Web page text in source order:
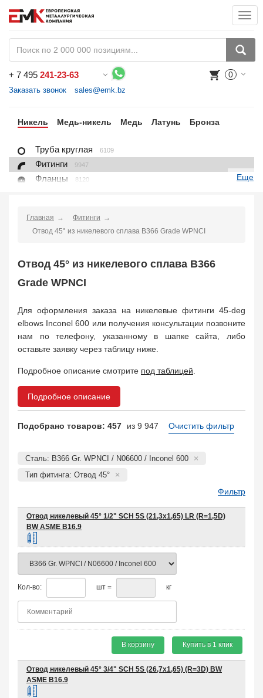
+ 7 495 241-23-63
Заказать звонок sales@emk.bz
0
Никель Медь-никель Медь Латунь Бронза
Труба круглая 6109
Фитинги 9947
Фланцы 8120
Круг 1404
Квадрат
Поковка 35
Заказать в 1 клик
Еще
Главная
Фитинги
Отвод 45° из никелевого сплава B366 Grade WPNCI
Отвод 45° из никелевого сплава B366
Grade WPNCI
Для оформления заказа на никелевые фитинги 45-deg
elbows Inconel 600 или получения консультации позвоните
нам по телефону, указанному в шапке сайта, либо
оставьте заявку через таблицу ниже.
Подробное описание смотрите под таблицей
Подробное описание
Подобрано товаров: 457 из 9 947 Очистить фильтр
Сталь: B366 Gr. WPNCI / N06600 / Inconel 600
Тип фитинга: Отвод 45°
Фильтр
Отвод никелевый 45° 1/2" SCH 5S (21,3х1,65) LR (R=1,5D)
BW ASME B16.9
Кол-во: шт = кг
В корзину Купить в 1 клик
Отвод никелевый 45° 3/4" SCH 5S (26,7х1,65) (R=3D) BW
ASME B16.9